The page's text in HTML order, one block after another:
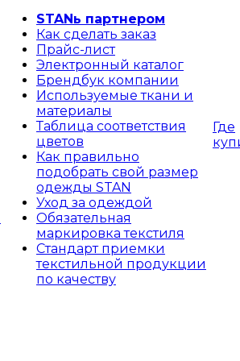
STANь партнером
Как сделать заказ
Прайс-лист
Электронный каталог
Брендбук компании
Используемые ткани и
материалы
Таблица соответствия
цветов
Как правильно
подобрать свой размер
одежды STAN
Уход за одеждой
Обязательная
маркировка текстиля
Стандарт приемки
текстильной продукции
по качеству
Где